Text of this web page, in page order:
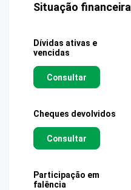
Situação financeira
Dívidas ativas e
vencidas
Consultar
Cheques devolvidos
Consultar
Participação em
falência